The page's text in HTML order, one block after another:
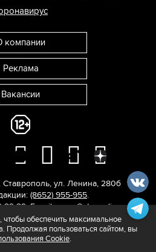
компании
Реклама
Вакансии
Ставрополь, ул. Ленина, 280б
(8652) 955-955.
29-29. E-mail:news@atvmedia.ru.
Все права защищены.
обеспечить максимальное
Продолжая пользоваться сайтом, вы
Cookie.